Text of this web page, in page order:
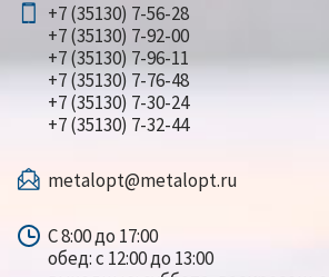
+7 (35130) 7-56-28
+7 (35130) 7-92-00
+7 (35130) 7-96-11
+7 (35130) 7-76-48
+7 (35130) 7-30-24
+7 (35130) 7-32-44
metalopt@metalopt.ru
С 8:00 до 17:00
обед: с 12:00 до 13:00